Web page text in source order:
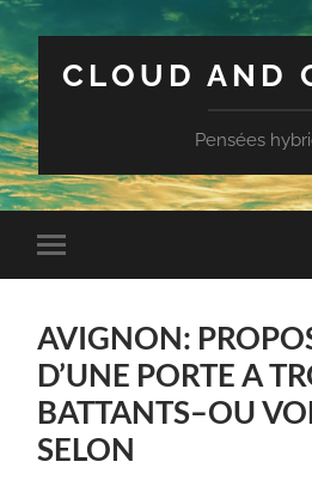
CLOUD AND
Pensées
Toggle
mobile
AVIGNON:
D’UNE PORTE A
BATTANTS–OU
SELON